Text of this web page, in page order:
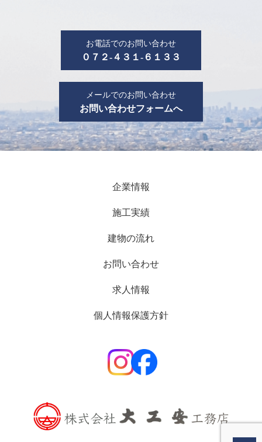
お電話でのお問い合わせ
０７２-４３１-６１３３
メールでのお問い合わせ
お問い合わせフォームへ
企業情報
施工実績
建物の流れ
お問い合わせ
求人情報
個人情報保護方針